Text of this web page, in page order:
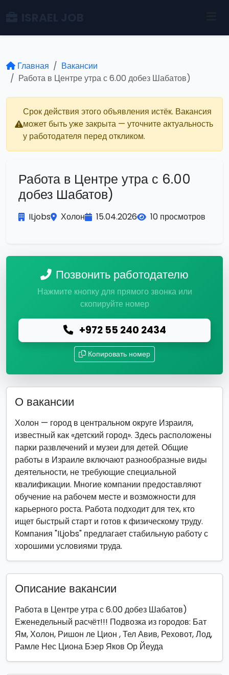
Главная
Вакансии
Работа в Центре утра с 6.00 добез Шабатов)
Срок действия этого объявления истёк. Вакансия
может быть уже закрыта — уточните актуальность
у работодателя перед откликом.
Работа в Центре утра с 6.00
добез Шабатов)
ILjobs Холон 15.04.2026 10 просмотров
Позвонить работодателю
Нажмите кнопку для прямого звонка или
скопируйте номер
+972 55 240 2434
Копировать номер
О вакансии
Холон — город в центральном округе Израиля,
известный как «детский город». Здесь расположены
парки развлечений и музеи для детей. Общие
работы в Израиле включают разнообразные виды
деятельности, не требующие специальной
квалификации. Многие компании предоставляют
обучение на рабочем месте и возможности для
карьерного роста. Работа подходит для тех, кто
ищет быстрый старт и готов к физическому труду.
Компания "ILjobs" предлагает стабильную работу с
хорошими условиями труда.
Описание вакансии
Работа в Центре утра с 6.00 добез Шабатов)
Еженедельный расчёт!!! Подвозка из городов: Бат
Ям, Холон, Ришон ле Цион , Тел Авив, Реховот, Лод,
Рамле Нес Циона Бэер Яков Ор Йеуда